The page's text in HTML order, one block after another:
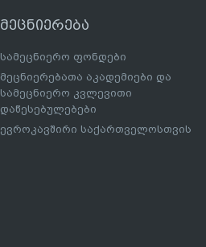
მეცნიერება
სამეცნიერო ფონდები
მეცნიერებათა აკადემიები და
სამეცნიერო კვლევითი
დაწესებულებები
ევროკავშირი საქართველოსთვის